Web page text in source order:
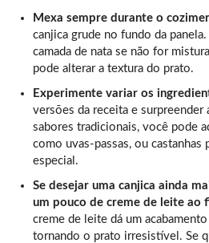
Mexa sempre durante o
canjica grude no fundo da
camada de nata se não for
pode alterar a textura do prato.
Experimente variar os
versões da receita e surpreender
sabores tradicionais, você pode
como uvas-passas, ou castanhas
especial.
Se desejar uma canjica ainda
um pouco de creme de leite ao
creme de leite dá um
tornando o prato irresistível. Se